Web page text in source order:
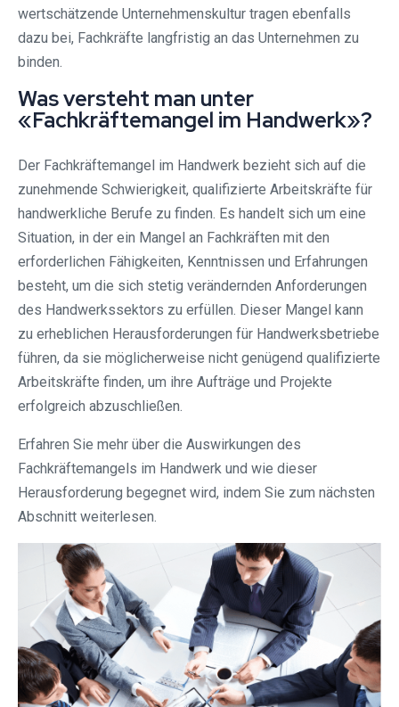
wertschätzende Unternehmenskultur tragen ebenfalls
dazu bei, Fachkräfte langfristig an das Unternehmen zu
binden.
Was versteht man unter
«Fachkräftemangel im Handwerk»?
Der Fachkräftemangel im Handwerk bezieht sich auf die
zunehmende Schwierigkeit, qualifizierte Arbeitskräfte für
handwerkliche Berufe zu finden. Es handelt sich um eine
Situation, in der ein Mangel an Fachkräften mit den
erforderlichen Fähigkeiten, Kenntnissen und Erfahrungen
besteht, um die sich stetig verändernden Anforderungen
des Handwerkssektors zu erfüllen. Dieser Mangel kann
zu erheblichen Herausforderungen für Handwerksbetriebe
führen, da sie möglicherweise nicht genügend qualifizierte
Arbeitskräfte finden, um ihre Aufträge und Projekte
erfolgreich abzuschließen.
Erfahren Sie mehr über die Auswirkungen des
Fachkräftemangels im Handwerk und wie dieser
Herausforderung begegnet wird, indem Sie zum nächsten
Abschnitt weiterlesen.